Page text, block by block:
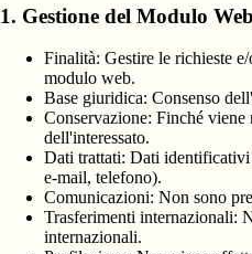
1. Gestione del Modulo Web
Finalità: Gestire le richieste
modulo web.
Base giuridica: Consenso
Conservazione: Finché viene
dell'interessato.
Dati trattati: Dati identificativi
e-mail, telefono).
Comunicazioni: Non sono
Trasferimenti internazionali:
internazionali.